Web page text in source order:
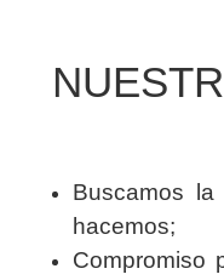
Buscamos la
hacemos;
Compromiso